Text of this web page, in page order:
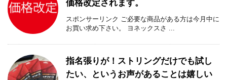
価格改定されます。
スポンサーリンク ご必要な商品がある方は今月中に
お買い求め下さい。 ヨネックスさ ...
指名張りが！ストリングだけでも試し
たい、というお声があることは嬉しい